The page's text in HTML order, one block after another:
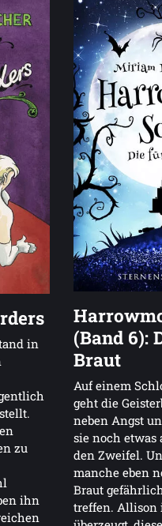
in
zu
ihn
(Band 6):
Braut
Auf einem
geht die
neben Angst
sie noch etwas
den Zweifel.
manche eben
Braut
treffen. Allison